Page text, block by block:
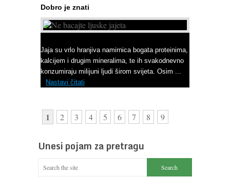
Dobro je znati
Jaja su vrlo hranjiva namirnica bogata proteinima,
kalcijem i drugim mineralima, te ih svakodnevno
konzumiraju milijuni ljudi širom svijeta. Osim ...
Nastavi čitati
1 2 3 4 5 6 7 8 9
Unesi pojam za pretragu